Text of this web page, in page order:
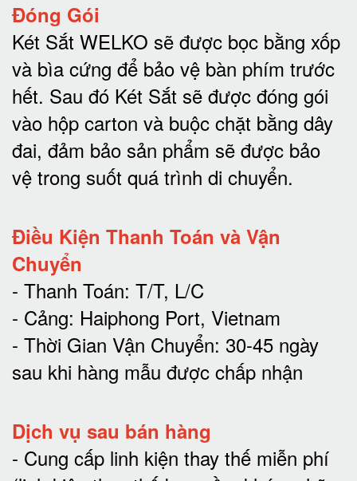
Đóng Gói
Két Sắt WELKO sẽ được bọc bằng xốp
và bìa cứng để bảo vệ bàn phím trước
hết. Sau đó Két Sắt sẽ được đóng gói
vào hộp carton và buộc chặt bằng dây
đai, đảm bảo sản phẩm sẽ được bảo
vệ trong suốt quá trình di chuyển.
Điều Kiện Thanh Toán và Vận
Chuyển
- Thanh Toán: T/T, L/C
- Cảng: Haiphong Port, Vietnam
- Thời Gian Vận Chuyển: 30-45 ngày
sau khi hàng mẫu được chấp nhận
Dịch vụ sau bán hàng
- Cung cấp linh kiện thay thế miễn phí